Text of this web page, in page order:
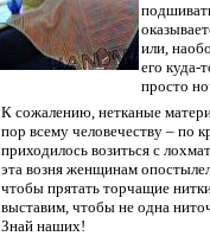
или,
его куда-
просто
К сожалению, нетканые
пор всему человечеству – по
приходилось возиться с
эта возня женщинам
чтобы прятать торчащие
выставим, чтобы не одна
Знай наших!